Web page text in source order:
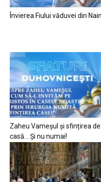
Învierea Fiului văduvei din Nain
Zaheu Vameșul și sfințirea de
casă… Și nu numai!